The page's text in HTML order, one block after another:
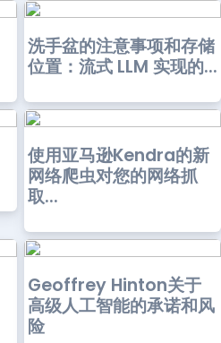
洗手盆的注意事项和存储
位置：流式 LLM 实现的...
使用亚马逊Kendra的新
网络爬虫对您的网络抓
取...
Geoffrey Hinton关于
高级人工智能的承诺和风
险